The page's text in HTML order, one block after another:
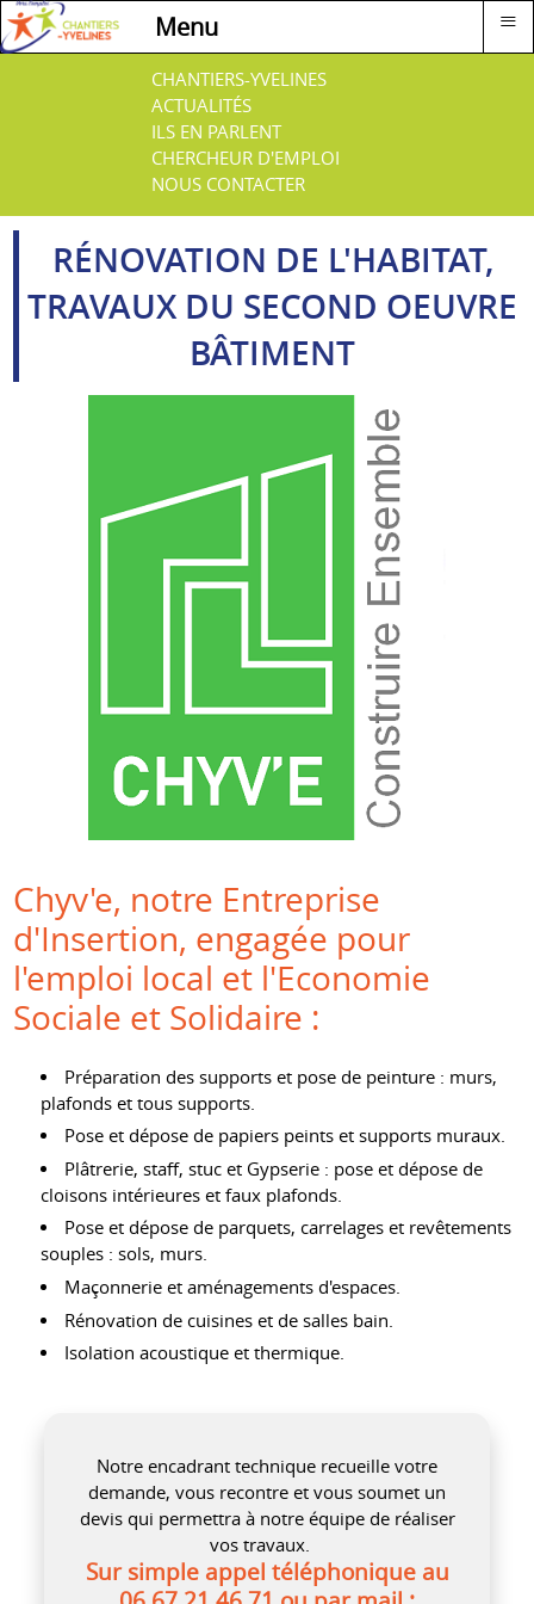
CHANTIERS-YVELINES
ACTUALITÉS
ILS EN PARLENT
CHERCHEUR D'EMPLOI
NOUS CONTACTER
RÉNOVATION DE L'HABITAT,
TRAVAUX DU SECOND OEUVRE
BÂTIMENT
Chyv'e, notre Entreprise
d'Insertion, engagée pour
l'emploi local et l'Economie
Sociale et Solidaire :
Préparation des supports et pose de peinture : murs,
plafonds et tous supports.
Pose et dépose de papiers peints et supports muraux.
Plâtrerie, staff, stuc et Gypserie : pose et dépose de
cloisons intérieures et faux plafonds.
Pose et dépose de parquets, carrelages et revêtements
souples : sols, murs.
Maçonnerie et aménagements d'espaces.
Rénovation de cuisines et de salles bain.
Isolation acoustique et thermique.
Notre encadrant technique recueille votre
demande, vous recontre et vous soumet un
devis qui permettra à notre équipe de réaliser
vos travaux.
Sur simple appel téléphonique au
Menu ≡